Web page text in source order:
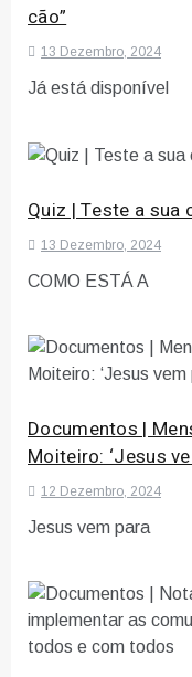
cão”
13 Dezembro, 2024
Já está disponível
Quiz | Teste a
13 Dezembro, 2024
COMO ESTÁ A
Documentos |
Moiteiro: ‘Jesus
12 Dezembro, 2024
Jesus vem para